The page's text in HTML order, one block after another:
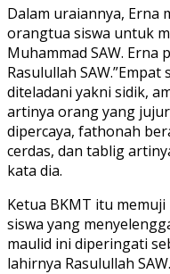
Dalam uraiannya, Erna
orangtua siswa untuk
Muhammad SAW.
Rasulullah
diteladani yakni sidik,
artinya orang yang
dipercaya, fathonah
cerdas, dan tablig
kata dia.
Ketua BKMT itu
siswa yang
maulid ini diperingati
lahirnya Rasulullah SAW.